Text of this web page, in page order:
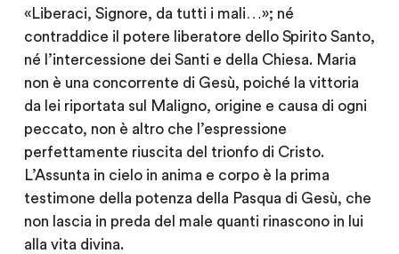
«Liberaci, Signore, da tutti i mali…»; né
contraddice il potere liberatore dello Spirito Santo,
né l’intercessione dei Santi e della Chiesa. Maria
non è una concorrente di Gesù, poiché la vittoria
da lei riportata sul Maligno, origine e causa di ogni
peccato, non è altro che l’espressione
perfettamente riuscita del trionfo di Cristo.
L’Assunta in cielo in anima e corpo è la prima
testimone della potenza della Pasqua di Gesù, che
non lascia in preda del male quanti rinascono in lui
alla vita divina.